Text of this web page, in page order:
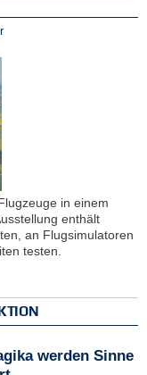
in einem
enthält
an Flugsimulatoren
testen.
werden Sinne